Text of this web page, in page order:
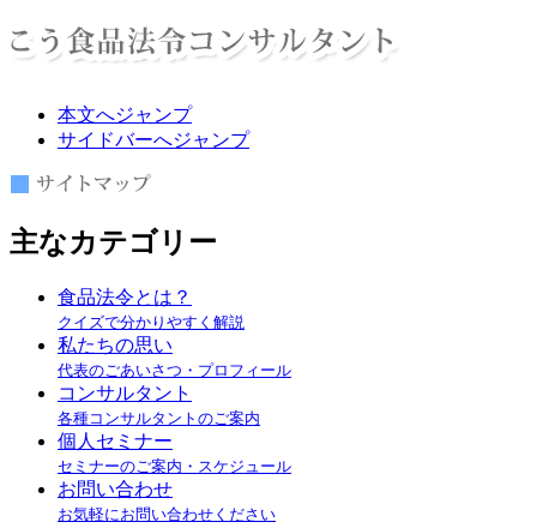
本文へジャンプ
サイドバーへジャンプ
主なカテゴリー
食品法令とは？
クイズで分かりやすく解説
私たちの思い
代表のごあいさつ・プロフィール
コンサルタント
各種コンサルタントのご案内
個人セミナー
セミナーのご案内・スケジュール
お問い合わせ
お気軽にお問い合わせください